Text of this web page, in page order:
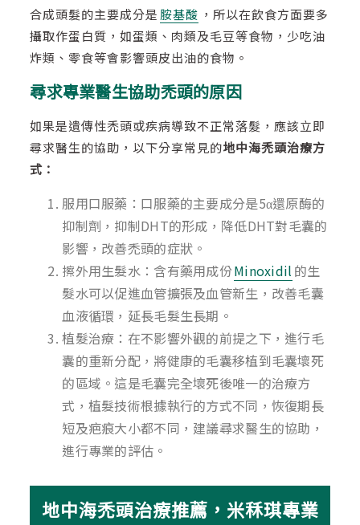
合成頭髮的主要成分是 胺基酸 ，所以在飲食方面要多
攝取作蛋白質，如蛋類、肉類及毛豆等食物，少吃油
炸類、零食等會影響頭皮出油的食物。
尋求專業醫生協助禿頭的原因
如果是遺傳性禿頭或疾病導致不正常落髮，應該立即
尋求醫生的協助，以下分享常見的地中海禿頭治療方
式：
服用口服藥：口服藥的主要成分是5α還原酶的
抑制劑，抑制DHT的形成，降低DHT對毛囊的
影響，改善禿頭的症狀。
擦外用生髮水：含有藥用成份Minoxidil 的生
髮水可以促進血管擴張及血管新生，改善毛囊
血液循環，延長毛髮生長期。
植髮治療：在不影響外觀的前提之下，進行毛
囊的重新分配，將健康的毛囊移植到毛囊壞死
的區域。這是毛囊完全壞死後唯一的治療方
式，植髮技術根據執行的方式不同，恢復期長
短及疤痕大小都不同，建議尋求醫生的協助，
進行專業的評估。
地中海禿頭治療推薦，米秝琪專業